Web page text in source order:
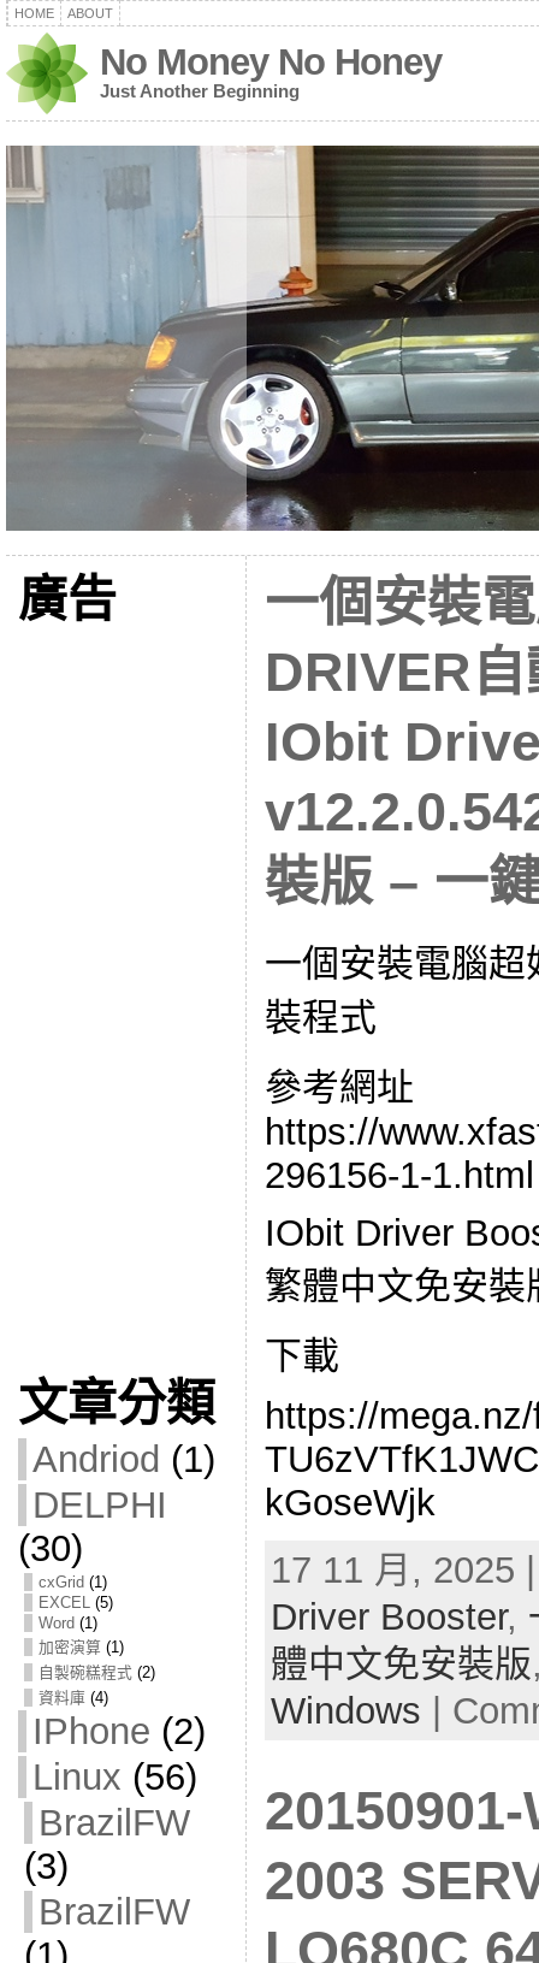
HOME ABOUT
No Money No Honey
Just Another Beginning
廣告
文章分類
Andriod (1)
DELPHI
(30)
cxGrid (1)
EXCEL(5)
Word (1)
加密演算(1)
自製碗糕程式(2)
資料庫(4)
IPhone (2)
Linux (56)
BrazilFW
(3)
BrazilFW
一個安裝
DRIVER
IObit
裝版 – 一
一個安裝電腦
裝程式
參考網址
https://
296156-1-1.html
IObit Driver
繁體中文免安
下載
https://
kGoseWjk
17 11 月, 2025
Driver Booster,
體中文免安裝版
Windows
2003
LQ680C